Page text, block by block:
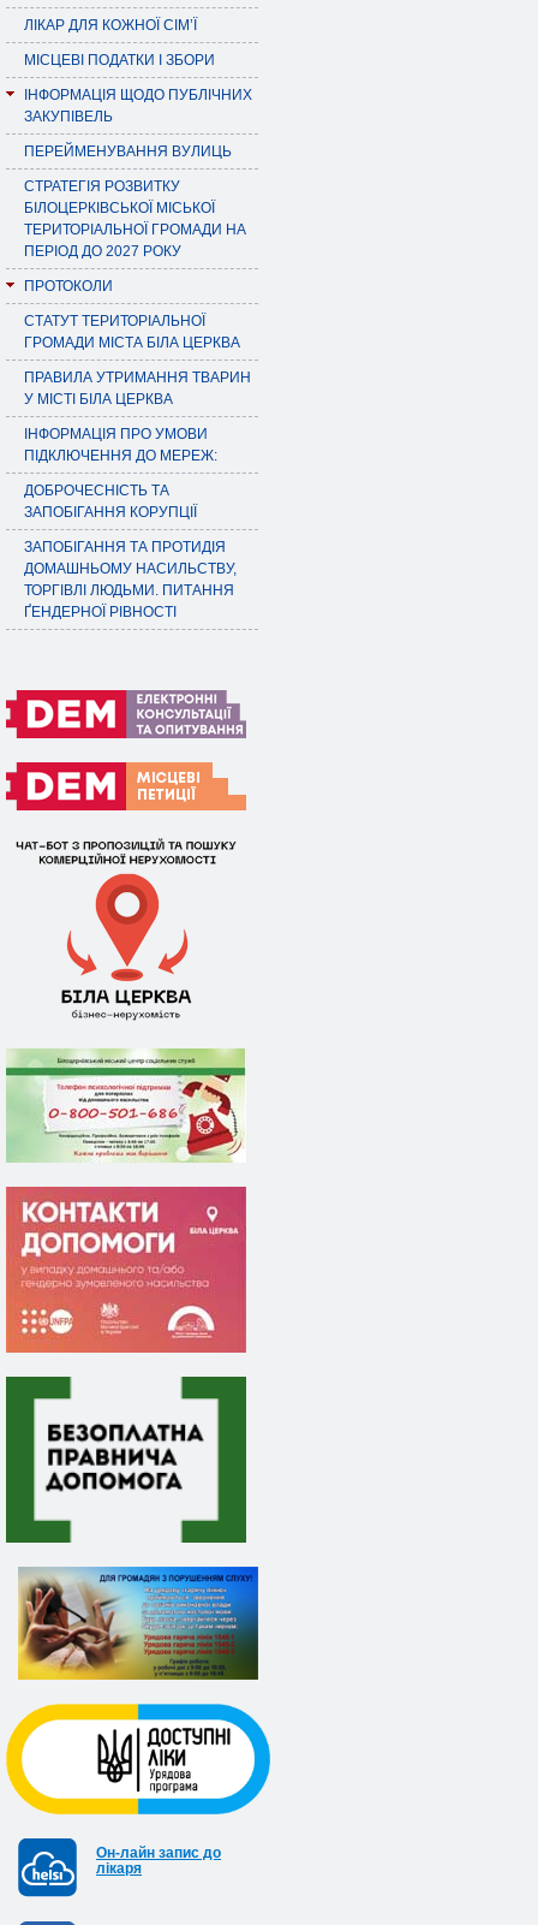
ЛІКАР ДЛЯ КОЖНОЇ СІМ’Ї
МІСЦЕВІ ПОДАТКИ І ЗБОРИ
ІНФОРМАЦІЯ ЩОДО ПУБЛІЧНИХ
ЗАКУПІВЕЛЬ
ПЕРЕЙМЕНУВАННЯ ВУЛИЦЬ
СТРАТЕГІЯ РОЗВИТКУ
БІЛОЦЕРКІВСЬКОЇ МІСЬКОЇ
ТЕРИТОРІАЛЬНОЇ ГРОМАДИ НА
ПЕРІОД ДО 2027 РОКУ
ПРОТОКОЛИ
СТАТУТ ТЕРИТОРІАЛЬНОЇ
ГРОМАДИ МІСТА БІЛА ЦЕРКВА
ПРАВИЛА УТРИМАННЯ ТВАРИН
У МІСТІ БІЛА ЦЕРКВА
ІНФОРМАЦІЯ ПРО УМОВИ
ПІДКЛЮЧЕННЯ ДО МЕРЕЖ:
ДОБРОЧЕСНІСТЬ ТА
ЗАПОБІГАННЯ КОРУПЦІЇ
ЗАПОБІГАННЯ ТА ПРОТИДІЯ
ДОМАШНЬОМУ НАСИЛЬСТВУ,
ТОРГІВЛІ ЛЮДЬМИ. ПИТАННЯ
ҐЕНДЕРНОЇ РІВНОСТІ
Он-лайн запис до
лікаря